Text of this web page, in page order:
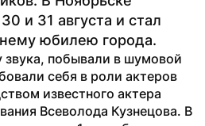
и 31 августа и стал
юбилею города.
звука, побывали в шумовой
себя в роли актеров
известного актера
Всеволода Кузнецова. В